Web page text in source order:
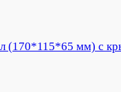
(170*115*65 мм) с